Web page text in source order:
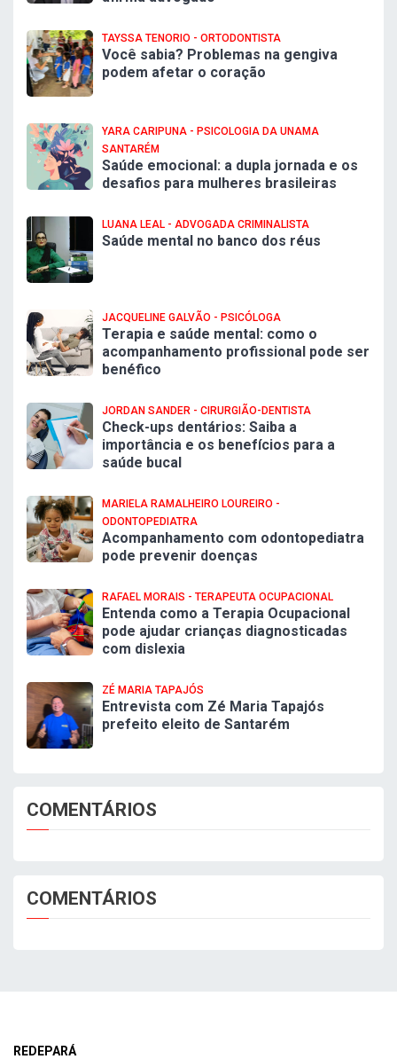
TAYSSA TENORIO - ORTODONTISTA
Você sabia? Problemas na gengiva
podem afetar o coração
YARA CARIPUNA - PSICOLOGIA DA UNAMA
SANTARÉM
Saúde emocional: a dupla jornada e os
desafios para mulheres brasileiras
LUANA LEAL - ADVOGADA CRIMINALISTA
Saúde mental no banco dos réus
JACQUELINE GALVÃO - PSICÓLOGA
Terapia e saúde mental: como o
acompanhamento profissional pode ser
benéfico
JORDAN SANDER - CIRURGIÃO-DENTISTA
Check-ups dentários: Saiba a
importância e os benefícios para a
saúde bucal
MARIELA RAMALHEIRO LOUREIRO -
ODONTOPEDIATRA
Acompanhamento com odontopediatra
pode prevenir doenças
RAFAEL MORAIS - TERAPEUTA OCUPACIONAL
Entenda como a Terapia Ocupacional
pode ajudar crianças diagnosticadas
com dislexia
ZÉ MARIA TAPAJÓS
Entrevista com Zé Maria Tapajós
prefeito eleito de Santarém
COMENTÁRIOS
COMENTÁRIOS
REDEPARÁ